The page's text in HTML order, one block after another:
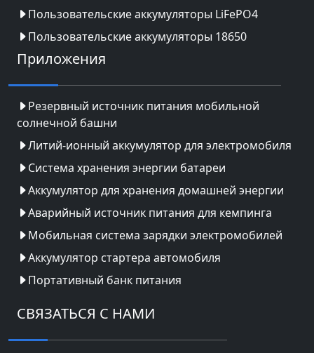
Пользовательские аккумуляторы LiFePO4
Пользовательские аккумуляторы 18650
Приложения
Резервный источник питания мобильной
солнечной башни
Литий-ионный аккумулятор для электромобиля
Система хранения энергии батареи
Аккумулятор для хранения домашней энергии
Аварийный источник питания для кемпинга
Мобильная система зарядки электромобилей
Аккумулятор стартера автомобиля
Портативный банк питания
СВЯЗАТЬСЯ С НАМИ